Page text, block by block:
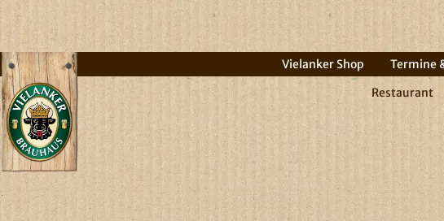
Vielanker Shop Termine
Restaurant